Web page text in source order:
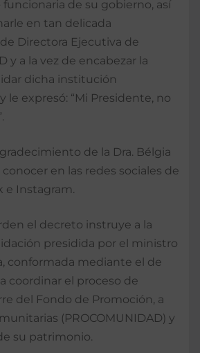
de su gobierno, así
en tan delicada
Directora Ejecutiva de
y a la vez de encabezar la
dicha institución
le expresó: “Mi Presidente, no
de la Dra. Bélgia
conocer en las redes sociales de
e Instagram.
el decreto instruye a la
presidida por el ministro
conformada mediante el de
coordinar el proceso de
del Fondo de Promoción, a
(PROCOMUNIDAD) y
su patrimonio.